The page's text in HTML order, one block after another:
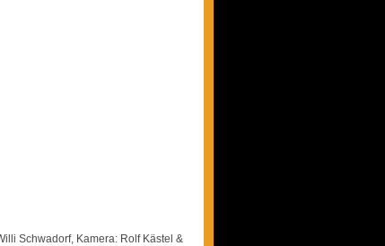
Schwadorf, Kamera: Rolf Kästel &